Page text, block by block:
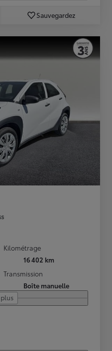
Sauvegardez
Kilométrage
16 402 km
Transmission
Boîte manuelle